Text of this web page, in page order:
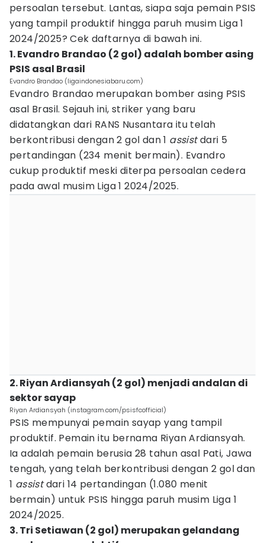
persoalan tersebut. Lantas, siapa saja pemain PSIS
yang tampil produktif hingga paruh musim Liga 1
2024/2025? Cek daftarnya di bawah ini.
1. Evandro Brandao (2 gol) adalah bomber asing
PSIS asal Brasil
Evandro Brandao (ligaindonesiabaru.com)
Evandro Brandao merupakan bomber asing PSIS
asal Brasil. Sejauh ini, striker yang baru
didatangkan dari RANS Nusantara itu telah
berkontribusi dengan 2 gol dan 1 assistdari 5
pertandingan (234 menit bermain). Evandro
cukup produktif meski diterpa persoalan cedera
pada awal musim Liga 1 2024/2025.
2. Riyan Ardiansyah (2 gol) menjadi andalan di
sektor sayap
Riyan Ardiansyah (instagram.com/psisfcofficial)
PSIS mempunyai pemain sayap yang tampil
produktif. Pemain itu bernama Riyan Ardiansyah.
Ia adalah pemain berusia 28 tahun asal Pati, Jawa
tengah, yang telah berkontribusi dengan 2 gol dan
1 assistdari 14 pertandingan (1.080 menit
bermain) untuk PSIS hingga paruh musim Liga 1
2024/2025.
3. Tri Setiawan (2 gol) merupakan gelandang